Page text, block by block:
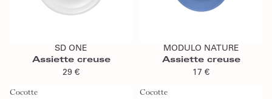
SD ONE
Assiette creuse
29 €
MODULO NATURE
Assiette creuse
17 €
Cocotte
Cocotte